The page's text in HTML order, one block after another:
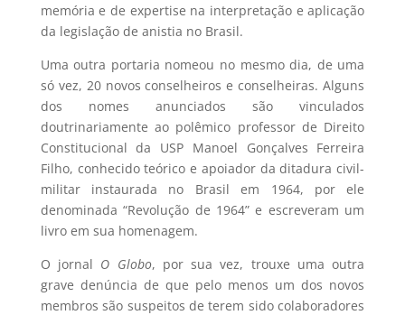
memória e de expertise na interpretação e aplicação
da legislação de anistia no Brasil.
Uma outra portaria nomeou no mesmo dia, de uma
só vez, 20 novos conselheiros e conselheiras. Alguns
dos nomes anunciados são vinculados
doutrinariamente ao polêmico professor de Direito
Constitucional da USP Manoel Gonçalves Ferreira
Filho, conhecido teórico e apoiador da ditadura civil-
militar instaurada no Brasil em 1964, por ele
denominada “Revolução de 1964” e escreveram um
livro em sua homenagem.
O jornal O Globo, por sua vez, trouxe uma outra
grave denúncia de que pelo menos um dos novos
membros são suspeitos de terem sido colaboradores